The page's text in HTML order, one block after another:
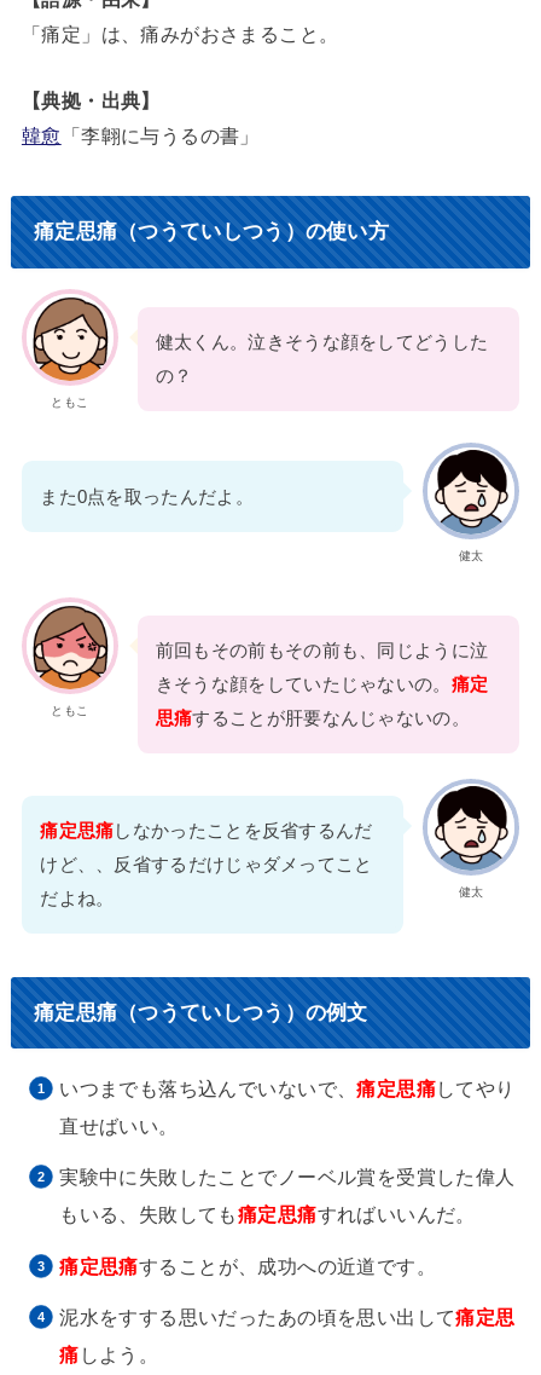
「痛定」は、痛みがおさまること。
【典拠・出典】
韓愈 「李翺に与うるの書」
痛定思痛（つうていしつう）の使い方
ともこ
健太くん。泣きそうな顔をしてどうした
の？
健太
また0点を取ったんだよ。
ともこ
前回もその前もその前も、同じように泣
きそうな顔をしていたじゃないの。 痛定
思痛することが肝要なんじゃないの。
健太
痛定思痛 しなかったことを反省するんだ
けど、、反省するだけじゃダメってこと
だよね。
痛定思痛（つうていしつう）の例文
いつまでも落ち込んでいないで、痛定思痛してやり
直せばいい。
実験中に失敗したことでノーベル賞を受賞した偉人
もいる、失敗しても痛定思痛すればいいんだ。
痛定思痛することが、成功への近道です。
泥水をすする思いだったあの頃を思い出して痛定思
痛 しよう。